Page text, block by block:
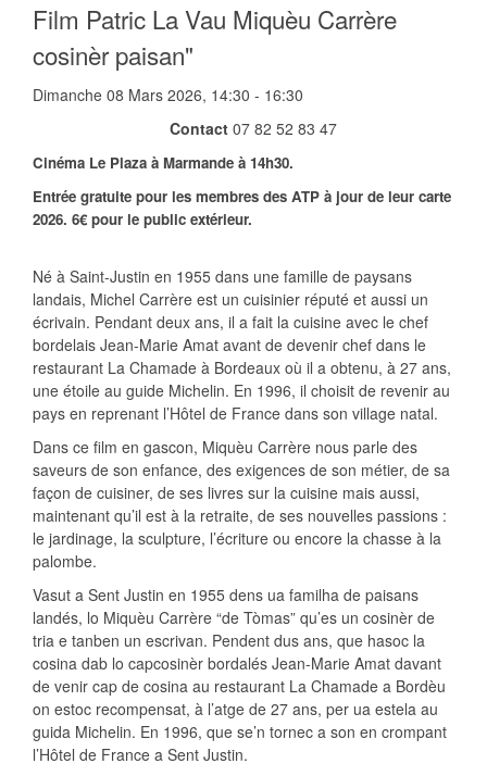
Film Patric La Vau Miquèu Carrère
cosinèr paisan"
Dimanche 08 Mars 2026, 14:30 - 16:30
Contact07 82 52 83 47
Cinéma Le Plaza à Marmande à 14h30.
Entrée gratuite pour les membres des ATP à jour de leur carte
2026. 6€ pour le public extérieur.
Né à Saint-Justin en 1955 dans une famille de paysans
landais, Michel Carrère est un cuisinier réputé et aussi un
écrivain. Pendant deux ans, il a fait la cuisine avec le chef
bordelais Jean-Marie Amat avant de devenir chef dans le
restaurant La Chamade à Bordeaux où il a obtenu, à 27 ans,
une étoile au guide Michelin. En 1996, il choisit de revenir au
pays en reprenant l’Hôtel de France dans son village natal.
Dans ce film en gascon, Miquèu Carrère nous parle des
saveurs de son enfance, des exigences de son métier, de sa
façon de cuisiner, de ses livres sur la cuisine mais aussi,
maintenant qu’il est à la retraite, de ses nouvelles passions :
le jardinage, la sculpture, l’écriture ou encore la chasse à la
palombe.
Vasut a Sent Justin en 1955 dens ua familha de paisans
landés, lo Miquèu Carrère “de Tòmas” qu’es un cosinèr de
tria e tanben un escrivan. Pendent dus ans, que hasoc la
cosina dab lo capcosinèr bordalés Jean-Marie Amat davant
de venir cap de cosina au restaurant La Chamade a Bordèu
on estoc recompensat, à l’atge de 27 ans, per ua estela au
guida Michelin. En 1996, que se’n tornec a son en crompant
l’Hôtel de France a Sent Justin.